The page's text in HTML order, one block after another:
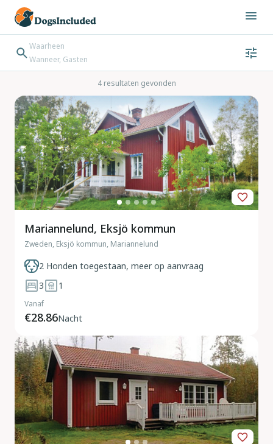
Waarheen
Wanneer, Gasten
Bestemming zoeken
Inchecken → Uitchecken4 resultaten gevonden
Mariannelund, Eksjö kommun
Zweden, Eksjö kommun, Mariannelund
2 Honden toegestaan, meer op aanvraag
3
1
Vanaf
€28.86Nacht